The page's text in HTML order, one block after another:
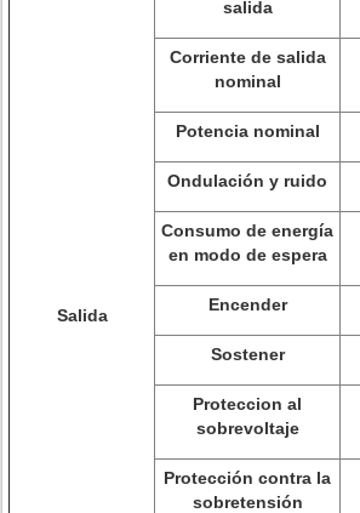
Salida
salida
Corriente de salida
nominal
Potencia nominal
Ondulación y ruido
Consumo de energía
en modo de espera
Encender
Sostener
Proteccion al
sobrevoltaje
Protección contra la
sobretensión